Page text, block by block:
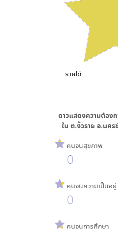
รายได้
ดาวแสดงความต้อง
ใน ต.งิ้วราย อ.นค
คนจนสุขภาพ
0
คนจนความเป็นอยู่
0
คนจนการศึกษา